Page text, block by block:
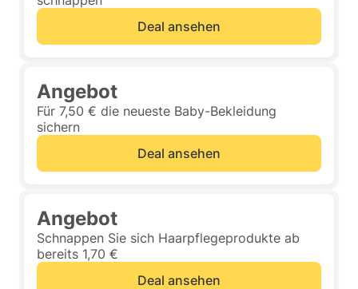
Deal ansehen
Angebot
Für 7,50 € die neueste Baby-Bekleidung
sichern
Deal ansehen
Angebot
Schnappen Sie sich Haarpflegeprodukte ab
bereits 1,70 €
Deal ansehen